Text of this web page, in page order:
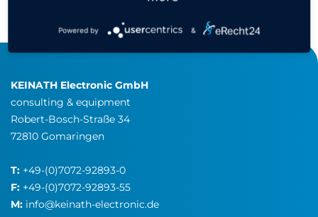
KEINATH Electronic GmbH
consulting & equipment
Robert-Bosch-Straße 34
72810 Gomaringen
T: +49-(0)7072-92893-0
F: +49-(0)7072-92893-55
M: info@keinath-electronic.de
Powered by &